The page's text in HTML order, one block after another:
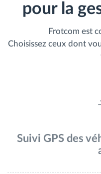
pour la
Frotcom est
Choisissez ceux dont
Suivi GPS des